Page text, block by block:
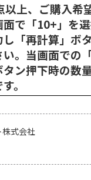
上、ご購入希
面で「10+」を
し「再計算」ボ
い。当画面での
タン押下時の数
。
株式会社